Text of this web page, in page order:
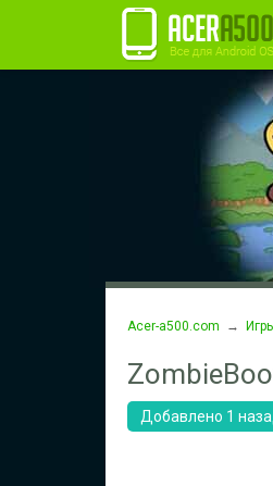
Регистрация
Acer-a500.com →
Добавлено 1